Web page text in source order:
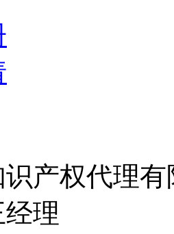
产权代理有
理